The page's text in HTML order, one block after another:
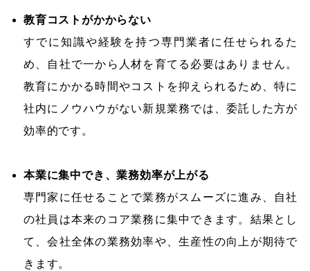
教育コストがかからない
すでに知識や経験を持つ専門業者に任せられるた
め、自社で一から人材を育てる必要はありません。
教育にかかる時間やコストを抑えられるため、特に
社内にノウハウがない新規業務では、委託した方が
効率的です。
本業に集中でき、業務効率が上がる
専門家に任せることで業務がスムーズに進み、自社
の社員は本来のコア業務に集中できます。結果とし
て、会社全体の業務効率や、生産性の向上が期待で
きます。